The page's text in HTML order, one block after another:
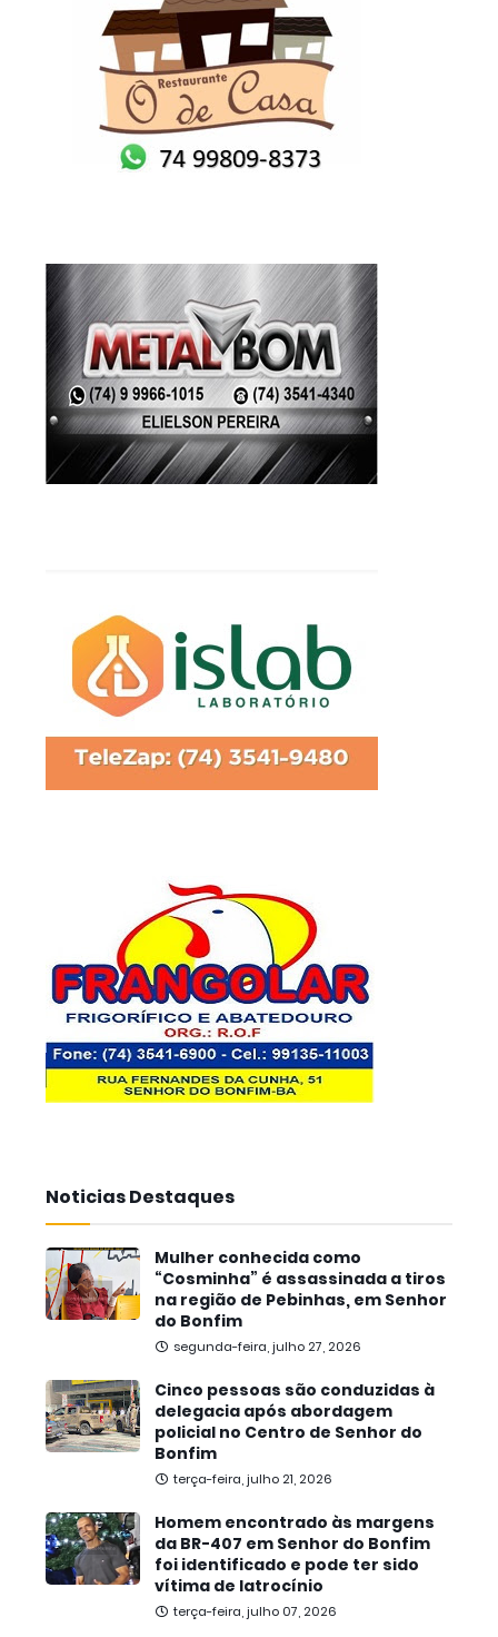
Noticias Destaques
Mulher conhecida como
“Cosminha” é assassinada a tiros
na região de Pebinhas, em Senhor
do Bonfim
segunda-feira, julho 27, 2026
Cinco pessoas são conduzidas à
delegacia após abordagem
policial no Centro de Senhor do
Bonfim
terça-feira, julho 21, 2026
Homem encontrado às margens
da BR-407 em Senhor do Bonfim
foi identificado e pode ter sido
vítima de latrocínio
terça-feira, julho 07, 2026